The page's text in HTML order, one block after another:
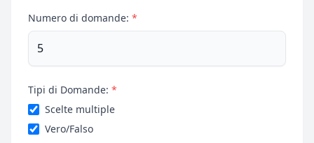
Numero di domande: *
Tipi di Domande: *
Scelte multiple
Vero/Falso